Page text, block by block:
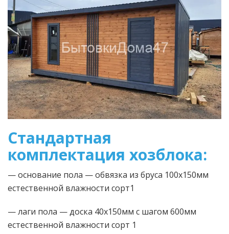
Стандартная
комплектация хозблока:
— основание пола — обвязка из бруса 100х150мм
естественной влажности сорт1
— лаги пола — доска 40х150мм с шагом 600мм
естественной влажности сорт 1